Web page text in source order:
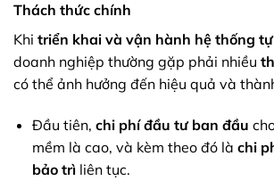
Thách thức chính
Khi triển khai và vận hành hệ thống
doanh nghiệp thường gặp phải nhiều
có thể ảnh hưởng đến hiệu quả và
Đầu tiên, chi phí đầu tư ban đầu
mềm là cao, và kèm theo đó là chi
bảo trìliên tục.